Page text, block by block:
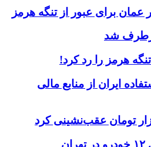
عمان برای عبور از تنگه هرمز
شد
هرمز را رد کرد!
ایران از منابع مالی